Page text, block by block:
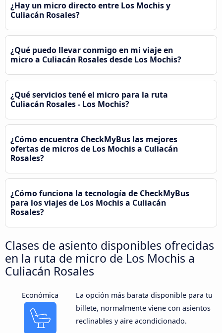
¿Hay un micro directo entre Los Mochis y
Culiacán Rosales?
¿Qué puedo llevar conmigo en mi viaje en
micro a Culiacán Rosales desde Los Mochis?
¿Qué servicios tené el micro para la ruta
Culiacán Rosales - Los Mochis?
¿Cómo encuentra CheckMyBus las mejores
ofertas de micros de Los Mochis a Culiacán
Rosales?
¿Cómo funciona la tecnología de CheckMyBus
para los viajes de Los Mochis a Culiacán
Rosales?
Clases de asiento disponibles ofrecidas
en la ruta de micro de Los Mochis a
Culiacán Rosales
Económica
La opción más barata disponible para tu
billete, normalmente viene con asientos
reclinables y aire acondicionado.